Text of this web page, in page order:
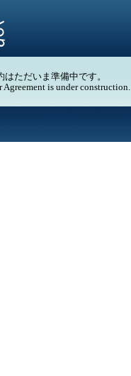
はただいま準備中です。
Agreement is under construction.